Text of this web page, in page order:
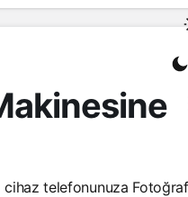
telefonunuza